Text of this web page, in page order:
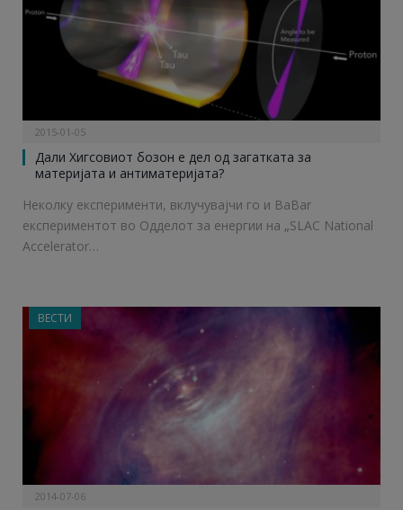
2015-01-05
Дали Хигсовиот бозон е дел од загатката за
материјата и антиматеријата?
Неколку експерименти, вклучувајчи го и BaBar
експериментот во Одделот за енергии на „SLAC National
Accelerator…
ВЕСТИ
2014-07-06